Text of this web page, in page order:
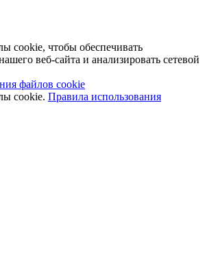
cookie, чтобы обеспечивать
веб-сайта и анализировать сетевой
файлов cookie
cookie. Правила использования